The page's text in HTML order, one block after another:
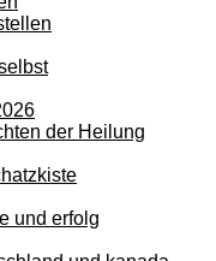
der Heilung
und erfolg